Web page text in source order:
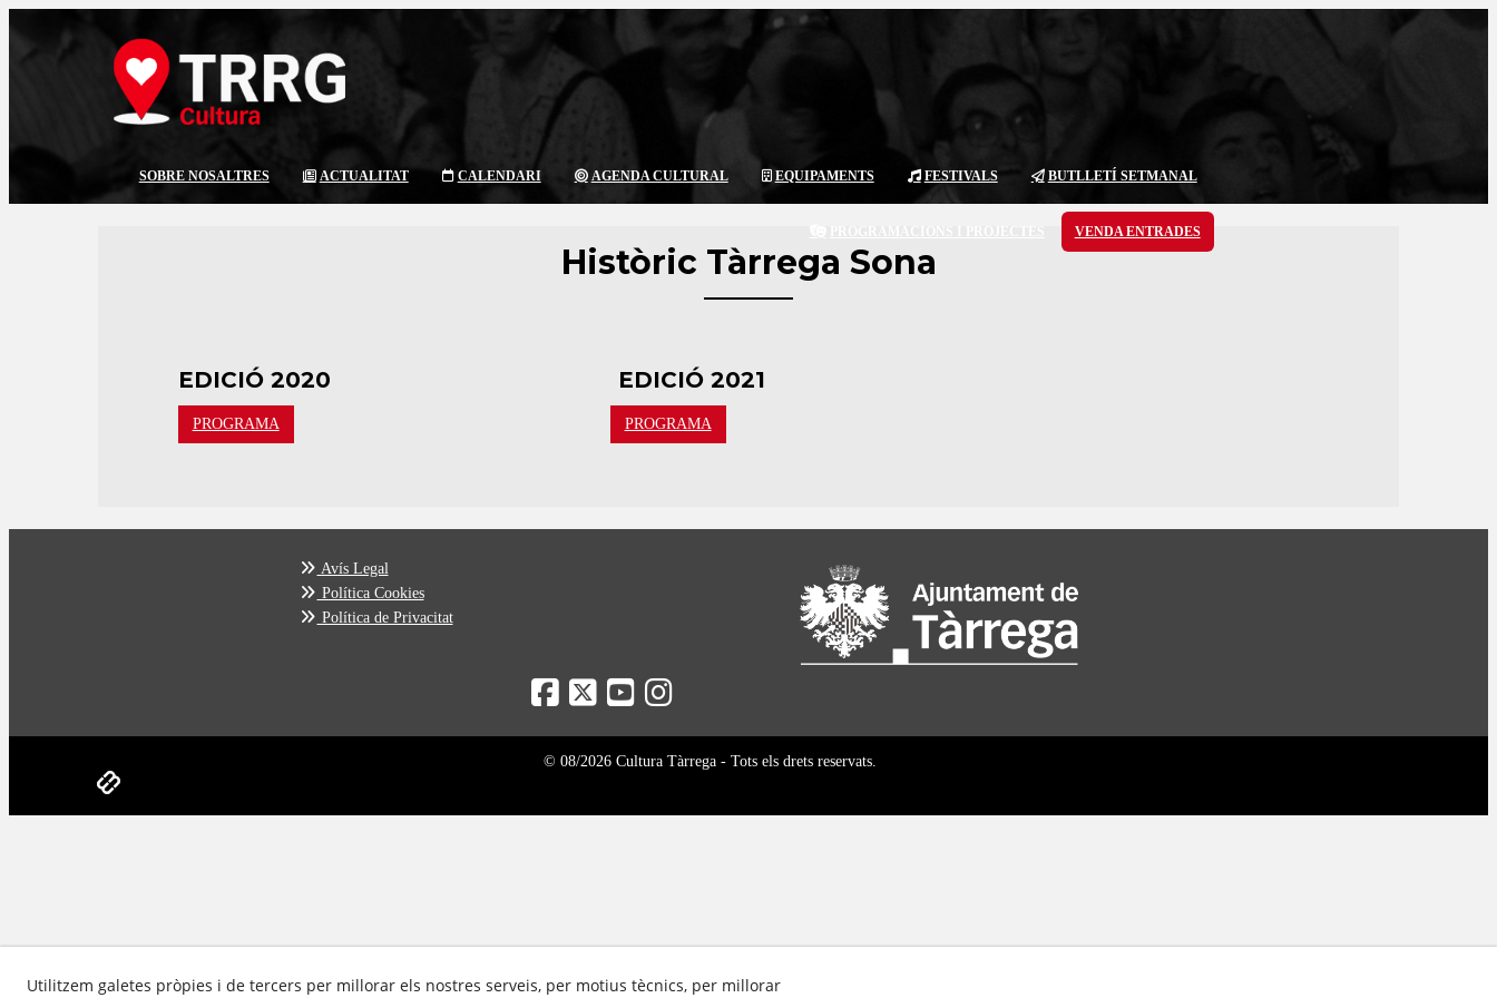
SOBRE NOSALTRES ACTUALITAT CALENDARI AGENDA CULTURAL EQUIPAMENTS FESTIVALS BUTLLETÍ SETMANAL
VENDA ENTRADES
Històric Tàrrega Sona
EDICIÓ 2020 EDICIÓ 2021
PROGRAMA PROGRAMA
Avís Legal
Política Cookies
Política de Privacitat
© 08/2026 Cultura Tàrrega - Tots els drets reservats.
Utilitzem galetes pròpies i de tercers per millorar els nostres serveis, per motius tècnics, per millorar